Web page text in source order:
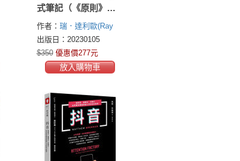
式筆記（《原則》實
踐版，建立屬於你自
己的原則，達成你想
要的工作與生活目
標）
作者： 瑞．達利歐(Ray
Dalio)
出版日：20230105
$350 優惠價277元
放入購物車